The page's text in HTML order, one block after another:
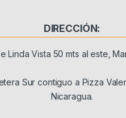
DIRECCIÓN:
Linda Vista 50 mts al este,
Sur contiguo a Pizza
Nicaragua.